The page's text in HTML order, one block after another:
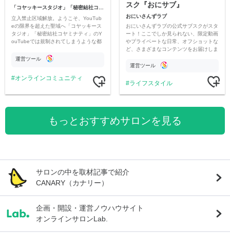
「コヤッキースタジオ」「秘密結社コヤミナティ」
立入禁止区域解放。ようこそ、YouTub
eの限界を超えた聖域へ「コヤッキース
タジオ」「秘密結社コヤミナティ」のY
ouTubeでは規制されてしまうような都
公開。
運営ツール
オンラインコミュニティ
スク『おにサブ』
おにいさんずラブ
おにいさんずラブの公式サブスクがスタ
ート！ここでしか見られない、限定動画
やプライベートな日常、オフショットな
ど、さまざまなコンテンツをお届けしま
運営ツール
ライフスタイル
もっとおすすめサロンを見る
サロンの中を取材記事で紹介
CANARY（カナリー）
企画・開設・運営ノウハウサイト
オンラインサロンLab.